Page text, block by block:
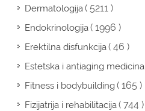
Dermatologija( 5211 )
Endokrinologija( 1996 )
Erektilna disfunkcija( 46 )
Estetska i antiaging medicina
Fitness i bodybuilding( 165 )
Fizijatrija i rehabilitacija( 744 )